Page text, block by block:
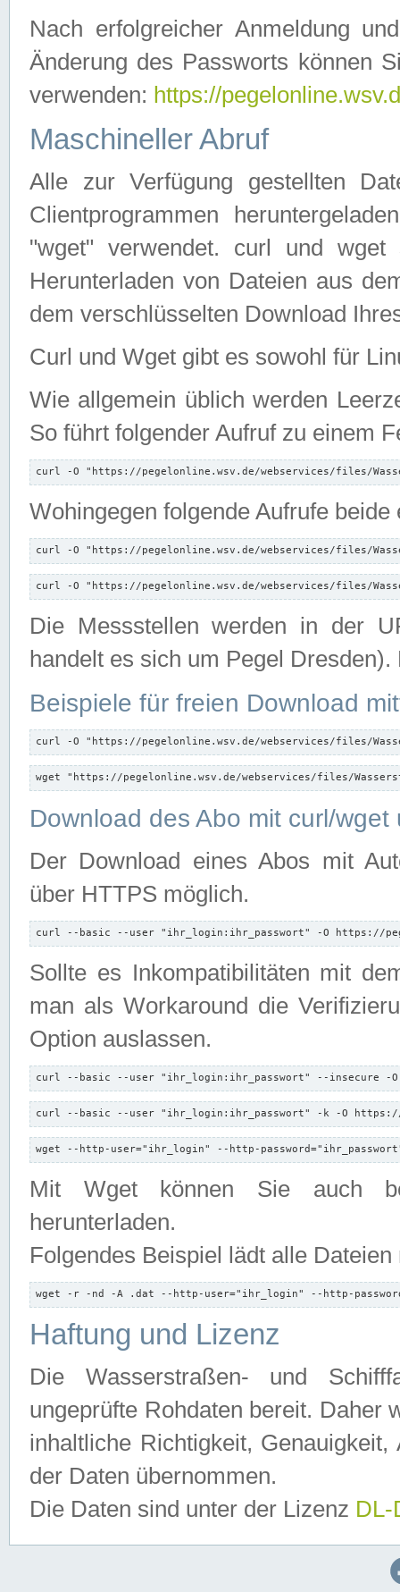
Nach erfolgreicher Anmeldung
Änderung des Passworts können
verwenden: https://
Maschineller Abruf
Alle zur Verfügung gestellten
Clientprogrammen
"wget" verwendet. curl und wget
Herunterladen von Dateien aus
dem verschlüsselten Download
Curl und Wget gibt es sowohl für
Wie allgemein üblich werden
So führt folgender Aufruf zu einem
curl -O "https://pegelonline.wsv.de/webservices/files/
Wohingegen folgende Aufrufe beide
curl -O "https://pegelonline.wsv.de/webservices/files/
curl -O "https://pegelonline.wsv.de/webservices/files/
Die Messstellen werden in der
handelt es sich um Pegel
Beispiele für freien Download
curl -O "https://pegelonline.wsv.de/webservices/files/
wget "https://pegelonline.wsv.de/webservices/files/
Download des Abo mit curl/
Der Download eines Abos mit
über HTTPS möglich.
curl --basic --user "ihr_login:ihr_passwort" -O https://
Sollte es Inkompatibilitäten mit
man als Workaround die
Option auslassen.
curl --basic --user "ihr_login:ihr_passwort" --insecure -
curl --basic --user "ihr_login:ihr_passwort" -k -O
wget --http-user="ihr_login" --http-
Mit Wget können Sie auch
herunterladen.
Folgendes Beispiel lädt alle
wget -r -nd -A .dat --http-user="ihr_login" --http-
Haftung und Lizenz
Die Wasserstraßen- und
ungeprüfte Rohdaten bereit. Daher
inhaltliche Richtigkeit,
der Daten übernommen.
Die Daten sind unter der Lizenz